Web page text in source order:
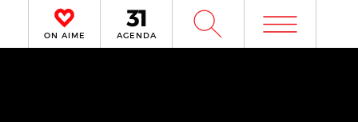
ON AIME AGENDA W m